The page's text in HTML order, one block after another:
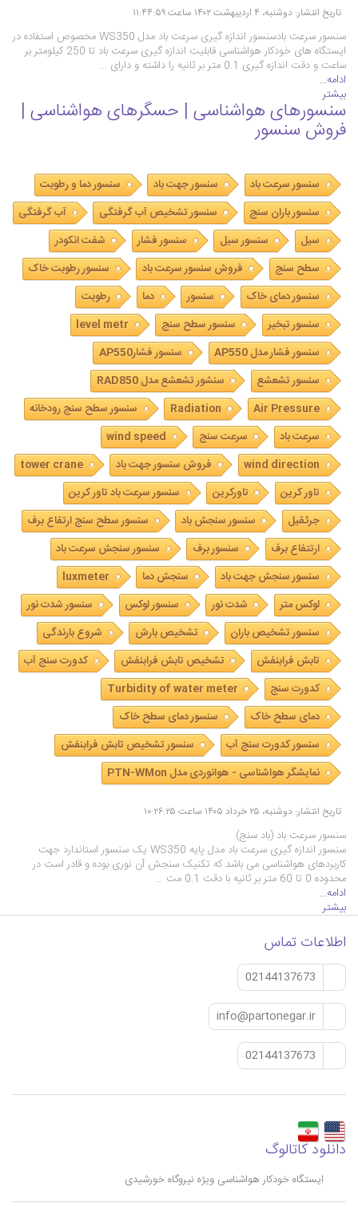
تاریخ انتشار: دوشنبه، ۴ اردیبهشت ۱۴۰۲ ساعت ۱۱:۴۴:۵۹
سنسور سرعت بادسنسور اندازه گیری سرعت باد مدل WS350 مخصوص استفاده در
ایستگاه های خودکار هواشناسی قابلیت اندازه گیری سرعت باد تا 250 کیلومتر بر
ساعت و دقت اندازه گیری 0.1 متر بر ثانیه را داشته و دارای …
ادامه...
بیشتر
سنسورهای هواشناسی | حسگرهای هواشناسی |
فروش سنسور
سنسور سرعت باد سنسور جهت باد
سنسور دما و رطوبت
سنسور باران سنج
سنسور تشخیص آب گرفتگی
آب گرفتگی
سیل
سنسور سیل سنسور فشار
شفت انکودر
سطح سنج
فروش سنسور سرعت باد
سنسور رطوبت خاک
سنسور دمای خاک
سنسور دما
رطوبت
سنسور تبخیر
سنسور سطح سنج
level metr
سنسور فشار مدل AP550
سنسور فشارAP550
سنسور تشعشع
سنشور تشعشع مدل RAD850
Air Pressure
Radiation
سنسور سطح سنج رودخانه
سرعت باد
سرعت سنج
wind speed
wind direction
فروش سنسور جهت باد
tower crane
تاور کرین
تاورکرین
سنسور سرعت باد تاور کرین
جرثقیل
سنسور سنجش باد
سنسور سطح سنج ارتفاع برف
ارتتفاع برف
سنسور برف
سنسور سنجش سرعت باد
سنسور سنجش جهت باد
سنجش دما
luxmeter
لوکس متر
شدت نور سنسور لوکس
سنسور شدت نور
سنسور تشخیص باران
تشخیص بارش
شروع بارندگی
تابش فرابنفش
تشخیص تابش فرابنفش
کدورت سنج آب
کدورت سنج
Turbidity of water meter
دمای سطح خاک
سنسور دمای سطح خاک
سنسور کدورت سنج آب
سنسور تشخیص تابش فرابنفش
نمایشگر هواشناسی - هوانوردی مدل PTN-WMon
تاریخ انتشار: دوشنبه، ۲۵ خرداد ۱۴۰۵ ساعت ۱۰:۲۶:۲۵
سنسور سرعت باد (باد سنج)
سنسور اندازه گیری سرعت باد مدل پایه WS350 یک سنسور استاندارد جهت
کاربردهای هواشناسی می باشد که تکنیک سنجش آن نوری بوده و قادر است در
محدوده 0 تا 60 متر بر ثانیه با دقت 0.1 مت …
ادامه...
بیشتر
اطلاعات تماس
02144137673
info@partonegar.ir
02144137673
دانلود کاتالوگ
ایستگاه خودکار هواشناسی ویژه نیروگاه خورشیدی